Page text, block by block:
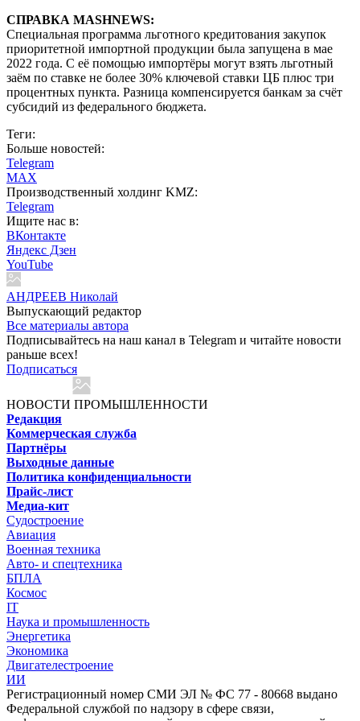
СПРАВКА MASHNEWS:
Специальная программа льготного кредитования закупок
приоритетной импортной продукции была запущена в мае
2022 года. С её помощью импортёры могут взять льготный
заём по ставке не более 30% ключевой ставки ЦБ плюс три
процентных пункта. Разница компенсируется банкам за счёт
субсидий из федерального бюджета.
Теги:
Больше новостей:
Telegram
MAX
Производственный холдинг KMZ:
Telegram
Ищите нас в:
ВКонтакте
Яндекс Дзен
YouTube
АНДРЕЕВ Николай
Выпускающий редактор
Все материалы автора
Подписывайтесь на наш канал в Telegram и читайте новости
раньше всех!
Подписаться
НОВОСТИ ПРОМЫШЛЕННОСТИ
Редакция
Коммерческая служба
Партнёры
Выходные данные
Политика конфиденциальности
Прайс-лист
Медиа-кит
Судостроение
Авиация
Военная техника
Авто- и спецтехника
БПЛА
Космос
IT
Наука и промышленность
Энергетика
Экономика
Двигателестроение
ИИ
Регистрационный номер СМИ ЭЛ № ФС 77 - 80668 выдано
Федеральной службой по надзору в сфере связи,